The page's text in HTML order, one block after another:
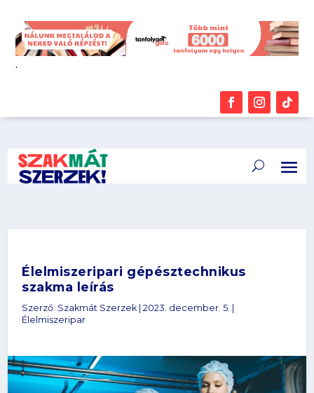
.
Élelmiszeripari gépésztechnikus
szakma leírás
Szerző: Szakmát Szerzek|2023. december. 5.
Élelmiszeripar